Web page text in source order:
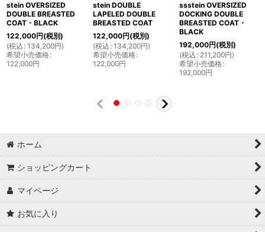
stein OVERSIZED
DOUBLE BREASTED
COAT・BLACK
122,000円(税別)
(税込 : 134,200円)
希望小売価格:
122,000円
stein DOUBLE
LAPELED DOUBLE
BREASTED COAT
122,000円(税別)
(税込 : 134,200円)
希望小売価格:
122,000円
ssstein OVERSIZED
DOCKING DOUBLE
BREASTED COAT・
BLACK
192,000円(税別)
(税込 : 211,200円)
希望小売価格:
192,000円
ホーム
ショッピングカート
マイページ
お気に入り